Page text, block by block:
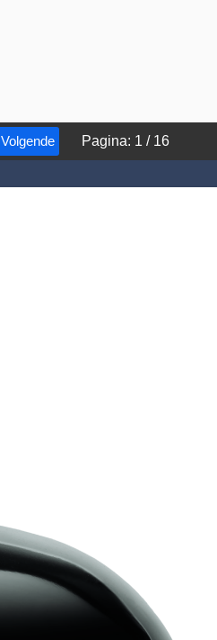
Volgende Pagina: 1 / 16